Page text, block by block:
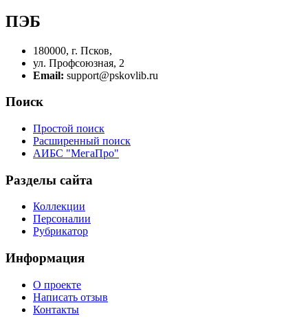
ПЭБ
180000, г. Псков,
ул. Профсоюзная, 2
Email: support@pskovlib.ru
Поиск
Простой поиск
Расширенный поиск
АИБС "МегаПро"
Разделы сайта
Коллекции
Персоналии
Рубрикатор
Информация
О проекте
Написать отзыв
Контакты